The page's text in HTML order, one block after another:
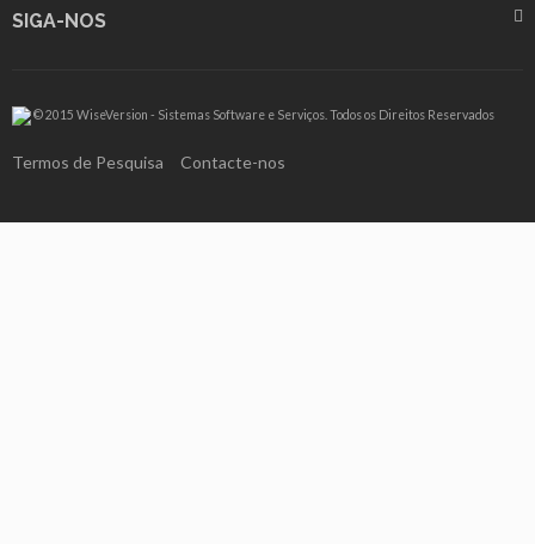
SIGA-NOS
© 2015 WiseVersion - Sistemas Software e Serviços. Todos os Direitos Reservados
Termos de Pesquisa Contacte-nos